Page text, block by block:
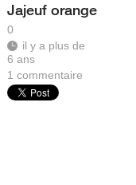
Jajeuf orange
0
il y a plus de
6 ans
1commentaire